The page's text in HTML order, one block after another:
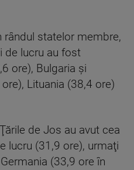
statelor membre,
de lucru au fost
ore), Bulgaria şi
Lituania (38,4 ore)
de Jos au avut cea
lucru (31,9 ore), urmaţi
(33,9 ore în